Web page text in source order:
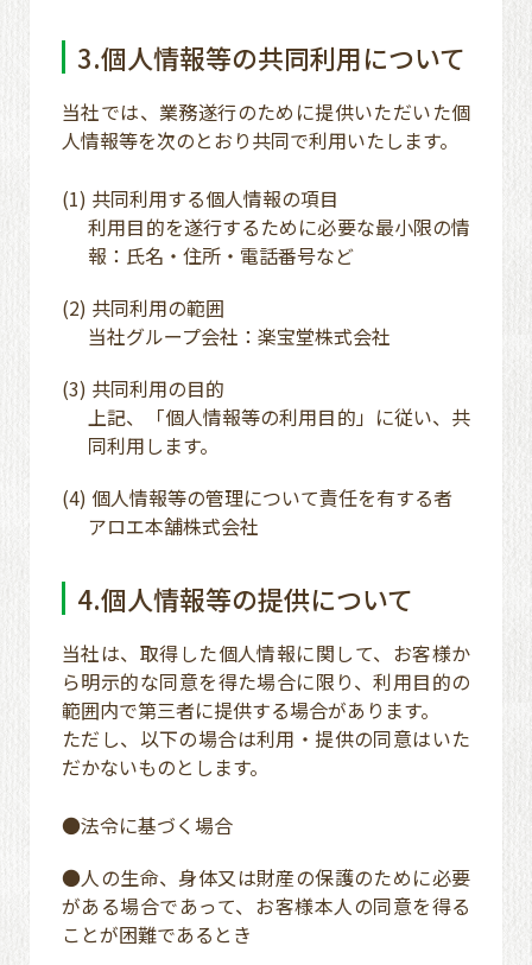
3.個人情報等の共同利用について
当社では、業務遂行のために提供いただいた個
人情報等を次のとおり共同で利用いたします。
(1) 共同利用する個人情報の項目
利用目的を遂行するために必要な最小限の情
報：氏名・住所・電話番号など
(2) 共同利用の範囲
当社グループ会社：楽宝堂株式会社
(3) 共同利用の目的
上記、「個人情報等の利用目的」に従い、共
同利用します。
(4) 個人情報等の管理について責任を有する者
アロエ本舗株式会社
4.個人情報等の提供について
当社は、取得した個人情報に関して、お客様か
ら明示的な同意を得た場合に限り、利用目的の
範囲内で第三者に提供する場合があります。
ただし、以下の場合は利用・提供の同意はいた
だかないものとします。
●法令に基づく場合
●人の生命、身体又は財産の保護のために必要
がある場合であって、お客様本人の同意を得る
ことが困難であるとき